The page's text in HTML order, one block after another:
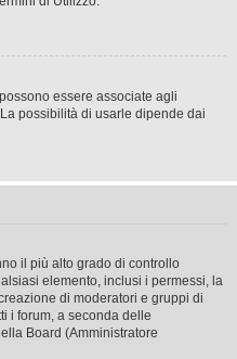
essere associate agli
possibilità di usarle dipende dai
il più alto grado di controllo
elemento, inclusi i permessi, la
di moderatori e gruppi di
i forum, a seconda delle
Board (Amministratore